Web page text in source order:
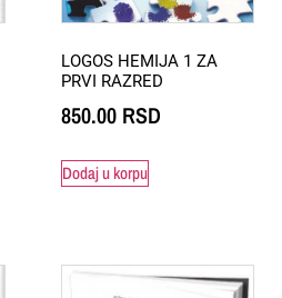
LOGOS HEMIJA 1 ZA
PRVI RAZRED
850.00 RSD
Dodaj u korpu